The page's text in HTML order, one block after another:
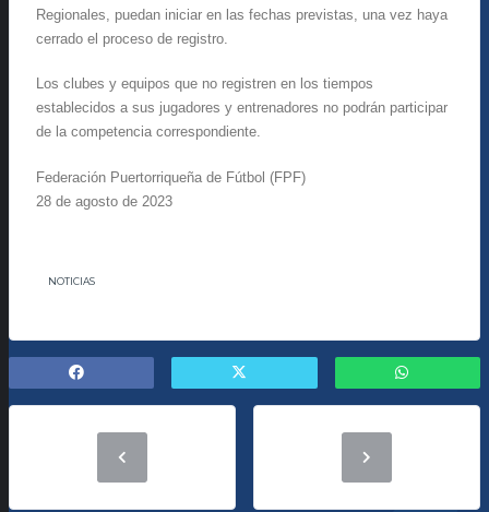
Regionales, puedan iniciar en las fechas previstas, una vez haya
cerrado el proceso de registro.
Los clubes y equipos que no registren en los tiempos
establecidos a sus jugadores y entrenadores no podrán participar
de la competencia correspondiente.
Federación Puertorriqueña de Fútbol (FPF)
28 de agosto de 2023
NOTICIAS